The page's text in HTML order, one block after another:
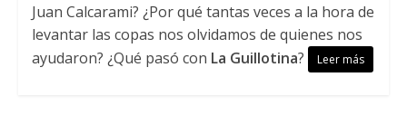
Juan Calcarami? ¿Por qué tantas veces a la hora de
levantar las copas nos olvidamos de quienes nos
ayudaron? ¿Qué pasó con La Guillotina? Leer más